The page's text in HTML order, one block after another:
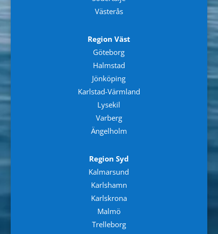
Västerås
Region Väst
Göteborg
Halmstad
Jönköping
Karlstad-Värmland
Lysekil
Varberg
Ängelholm
Region Syd
Kalmarsund
Karlshamn
Karlskrona
Malmö
Trelleborg